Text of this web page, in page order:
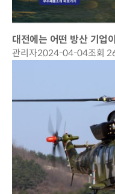
대전에는 어떤 방산 기업
관리자2024-04-04조회